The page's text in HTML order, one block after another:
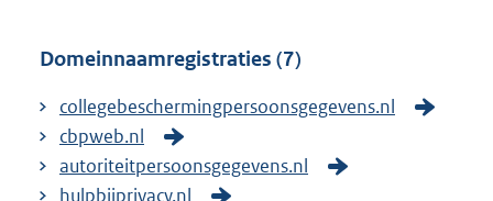
Domeinnaamregistraties (7)
collegebeschermingpersoonsgegevens.nl
cbpweb.nl
autoriteitpersoonsgegevens.nl
hulpbijprivacy.nl